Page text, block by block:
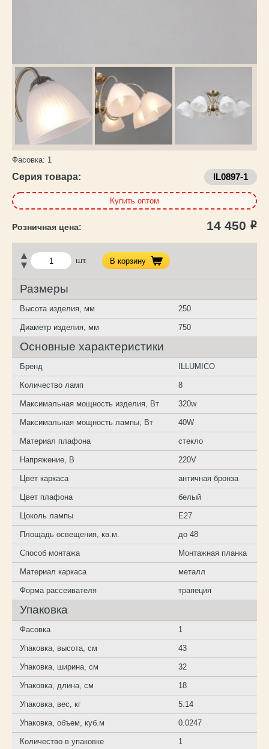
Фасовка: 1
Серия товара: IL0897-1
Купить оптом
14 450 Р
шт. В корзину
Размеры
Высота изделия, мм 250
Диаметр изделия, мм 750
Основные характеристики
Бренд ILLUMICO
Количество ламп 8
Максимальная мощность изделия, Вт 320w
Максимальная мощность лампы, Вт 40W
Материал плафона стекло
Напряжение, В 220V
Цвет каркаса античная бронза
Цвет плафона белый
Цоколь лампы E27
Площадь освещения, кв.м. до 48
Способ монтажа Монтажная планка
Материал каркаса металл
Форма рассеивателя трапеция
Упаковка
Фасовка 1
Упаковка, высота, см 43
Упаковка, ширина, см 32
Упаковка, длина, см 18
Упаковка, вес, кг 5.14
Упаковка, объем, куб.м 0.0247
Количество в упаковке 1